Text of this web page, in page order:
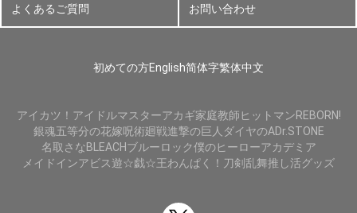
よくあるご質問 お問い合わせ
初めての方English简体字繁体中文
アイカツ！ アイドルマスターアカギ家庭教師ヒットマンREBORN!
銀魂五等分の花嫁呪術廻戦進撃の巨人 ダイヤのADr.STONE
名取さなBLEACHブルーロック僕のヒーローアカデミア
メイドインアビス遊☆戯☆王わんぱく！刀剣乱舞推し活グッズ